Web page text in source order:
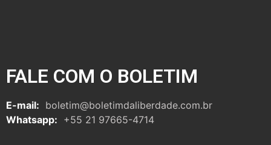
FALE COM O BOLETIM
E-mail: boletim@boletimdaliberdade.com.br
Whatsapp: +55 21 97665-4714